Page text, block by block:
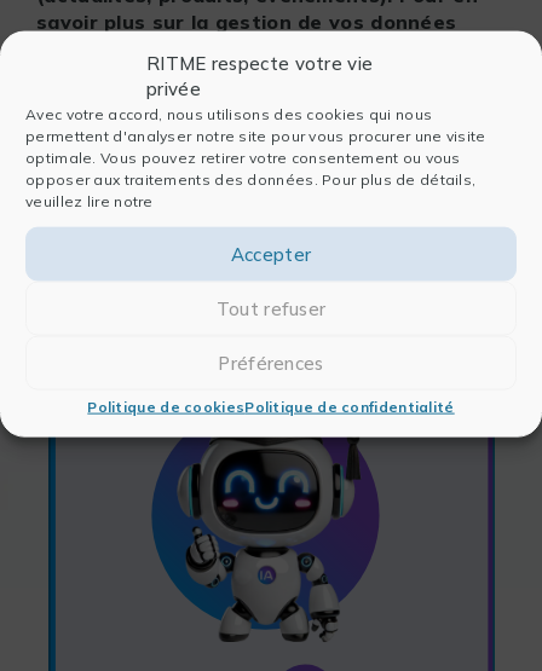
RITME respecte votre vie
privée
Avec votre accord, nous utilisons des cookies qui nous
permettent d'analyser notre site pour vous procurer une visite
optimale. Vous pouvez retirer votre consentement ou vous
opposer aux traitements des données. Pour plus de détails,
veuillez lire notre
Accepter
Tout refuser
Préférences
Politique de cookiesPolitique de confidentialité
savoir plus sur la gestion de vos données
vous invitons à prendre connaissance de
Politique de confidentialité des données
ENVOYER MA DEMANDE